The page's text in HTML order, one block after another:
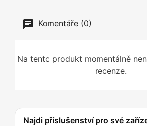
Komentáře (0)
Na tento produkt momentálně
recenze.
Najdi příslušenství pro své